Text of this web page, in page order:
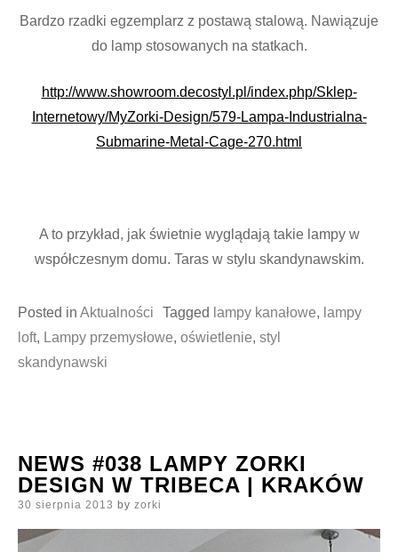
Bardzo rzadki egzemplarz z postawą stalową. Nawiązuje
do lamp stosowanych na statkach.
http://www.showroom.decostyl.pl/index.php/Sklep-
Internetowy/MyZorki-Design/579-Lampa-Industrialna-
Submarine-Metal-Cage-270.html
A to przykład, jak świetnie wyglądają takie lampy w
współczesnym domu. Taras w stylu skandynawskim.
Posted in Aktualności Tagged lampy kanałowe, lampy
loft, Lampy przemysłowe, oświetlenie, styl
skandynawski
NEWS #038 LAMPY ZORKI
DESIGN W TRIBECA | KRAKÓW
Posted
30 sierpnia 2013 by zorki